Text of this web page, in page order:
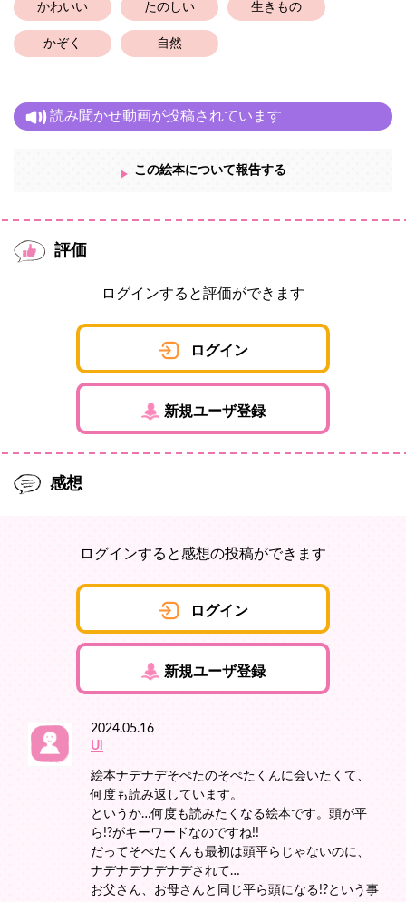
かわいい たのしい 生きもの
かぞく 自然
読み聞かせ動画が投稿されています
この絵本について報告する
評価
ログインすると評価ができます
ログイン
新規ユーザ登録
感想
ログインすると感想の投稿ができます
ログイン
新規ユーザ登録
2024.05.16
Ui
絵本ナデナデそぺたのそぺたくんに会いたくて、
何度も読み返しています。
というか…何度も読みたくなる絵本です。頭が平
ら!?がキーワードなのですね!!
だってそぺたくんも最初は頭平らじゃないのに、
ナデナデナデナデされて…
お父さん、お母さんと同じ平ら頭になる!?という事